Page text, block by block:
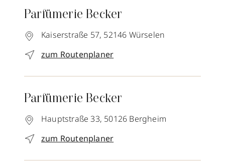
Parfümerie Becker
Kaiserstraße 57, 52146 Würselen
zum Routenplaner
Parfümerie Becker
Hauptstraße 33, 50126 Bergheim
zum Routenplaner